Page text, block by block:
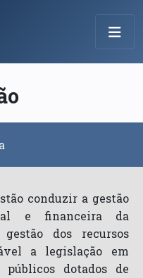
conduzir a gestão
e financeira da
dos recursos
a legislação em
dotados de